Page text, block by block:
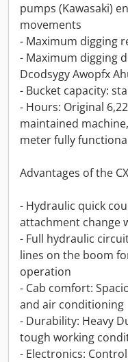
pumps (Kawasaki)
movements
- Maximum digging
- Maximum digging
Dcodsygy Awopfx
- Bucket capacity:
- Hours: Original
maintained
meter fully
Advantages of the
- Hydraulic quick
attachment change
- Full hydraulic
lines on the boom
operation
- Cab comfort:
and air conditioning
- Durability: Heavy
tough working
- Electronics: